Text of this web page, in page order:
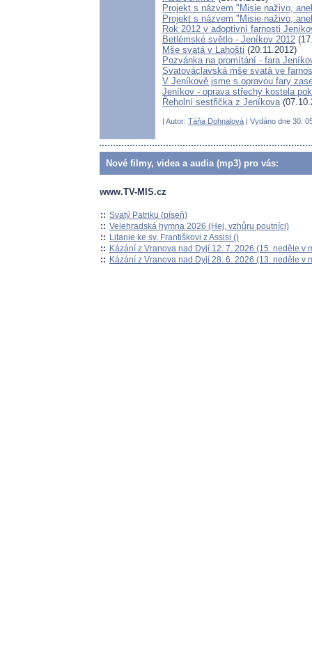
Projekt s názvem "Misie naživo,
Projekt s názvem "Misie naživo,
Rok 2012 v adoptivní farnosti
Betlémské světlo - Jeníkov 2012
Mše svatá v Lahošti (20.11.2012)
Pozvánka na promítání - fara
Svatováclavská mše svatá ve
V Jeníkově jsme s opravou fary
Jeníkov - oprava střechy kostela
Řeholní sestřička z Jeníkova
| Autor: Táňa Dohnalová | Vydáno dne 30.
Nové filmy, videa a audia (mp3) pro vás:
www.TV-MIS.cz
:: Svatý Patriku (píseň)
:: Velehradská hymna 2026 (Hej, vzhůru poutníci)
:: Litanie ke sv. Františkovi z Assisi ()
:: Kázání z Vranova nad Dyjí 12. 7. 2026 (15. neděle v
:: Kázání z Vranova nad Dyjí 28. 6. 2026 (13. neděle v